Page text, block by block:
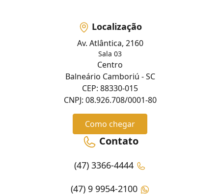
Localização
Av. Atlântica, 2160
Sala 03
Centro
Balneário Camboriú - SC
CEP: 88330-015
CNPJ: 08.926.708/0001-80
Como chegar
Contato
(47) 3366-4444
(47) 9 9954-2100